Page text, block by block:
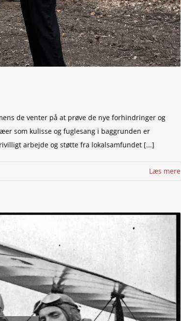
de venter på at prøve de nye forhindringer og
som kulisse og fuglesang i baggrunden er
arbejde og støtte fra lokalsamfundet [...]
Læs mere